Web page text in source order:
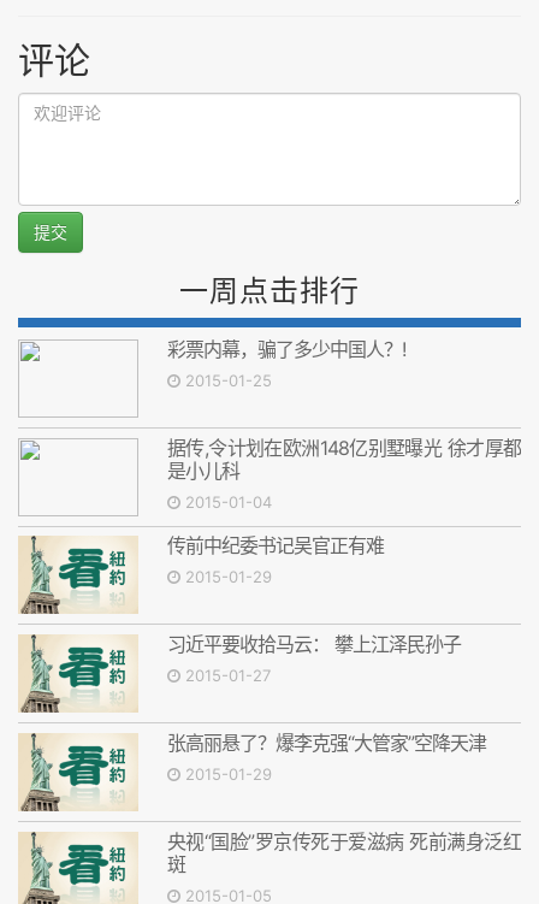
评论
提交
一周点击排行
彩票内幕，骗了多少中国人？!
2015-01-25
据传,令计划在欧洲148亿别墅曝光 徐才厚都
是小儿科
2015-01-04
传前中纪委书记吴官正有难
2015-01-29
习近平要收拾马云： 攀上江泽民孙子
2015-01-27
张高丽悬了？爆李克强“大管家”空降天津
2015-01-29
央视“国脸”罗京传死于爱滋病 死前满身泛红
斑
2015-01-05